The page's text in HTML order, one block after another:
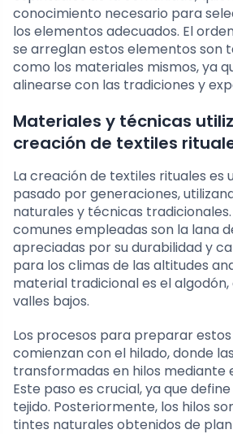
conocimiento necesario para
los elementos adecuados. El
se arreglan estos elementos son
como los materiales mismos, ya
alinearse con las tradiciones y
Materiales y técnicas
creación de textiles
La creación de textiles rituales es
pasado por generaciones,
naturales y técnicas
comunes empleadas son la lana
apreciadas por su durabilidad y
para los climas de las altitudes
material tradicional es el
valles bajos.
Los procesos para preparar
comienzan con el hilado, donde
transformadas en hilos mediante
Este paso es crucial, ya que
tejido. Posteriormente, los hilos
tintes naturales obtenidos de